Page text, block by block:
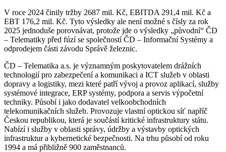
V roce 2024 činily tržby 2687 mil. Kč, EBITDA 291,4 mil. Kč a
EBT 176,2 mil. Kč. Tyto výsledky ale není možné s čísly za rok
2025 jednoduše porovnávat, protože jde o výsledky „původní“ ČD
– Telematiky před fúzí se společností ČD – Informační Systémy a
odprodejem části závodu Správě železnic.
ČD – Telematika a.s. je významným poskytovatelem drážních
technologií pro zabezpečení a komunikaci a ICT služeb v oblasti
dopravy a logistiky, mezi které patří vývoj a provoz aplikací, služby
systémové integrace, ERP systémy, podpora a servis výpočetní
techniky. Působí i jako dodavatel velkoobchodních
telekomunikačních služeb. Provozuje vlastní optickou síť napříč
Českou republikou, která je součástí kritické infrastruktury státu.
Nabízí i služby v oblasti správy, údržby a výstavby optických
infrastruktur a kybernetické bezpečnosti. Na trhu působí od roku
1994 a má přibližně 900 zaměstnanců.